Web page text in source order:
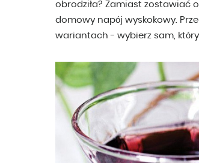
obrodziła? Zamiast zostawiać
domowy napój wyskokowy.
wariantach - wybierz sam,